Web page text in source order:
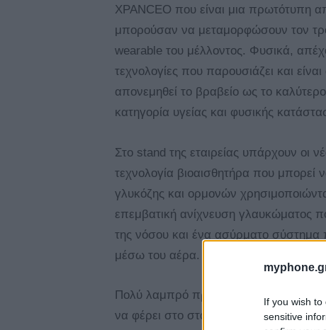
If you wish
sensitive
XPANCEO που είναι μια πρωτότυπη
μπορούσαν να μεταμορφώσουν τον
wearable του μέλλοντος. Φυσικά,
τεχνολογίες που παρουσιάζει και
απονεμηθεί το βραβείο ως το
κατηγορία υγείας και φυσικής
Στο stand της εταιρείας υπάρχουν οι
τεχνολογία βιοαισθητήρα που μπορεί
γλυκόζης και ορμονών
επεμβατική ανίχνευση γλαυκώματος
της νόσου και ένα ασύρματο σύστημα
μέσω του αέρα.
Πολύ λαμπρό προμηνεύται το μέλλον
να φέρει στο στάδιο της παραγωγής